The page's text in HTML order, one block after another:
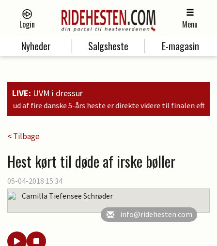
Login Menu
Nyheder Salgsheste E-magasin
LIVE: UVM i dressur
5-års heste er direkte videre til finalen efter placeringer i
< Tilbage
Hest kørt til døde af irske bøller
05-04-2018 15:34
Camilla Tiefensee Schrøder
info@ridehesten.com